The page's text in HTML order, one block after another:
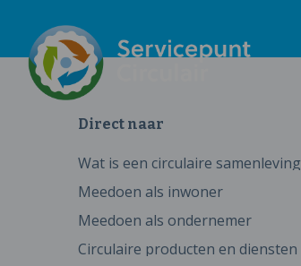
Direct naar
Wat is een circulaire samenleving
Meedoen als inwoner
Meedoen als ondernemer
Circulaire producten en diensten